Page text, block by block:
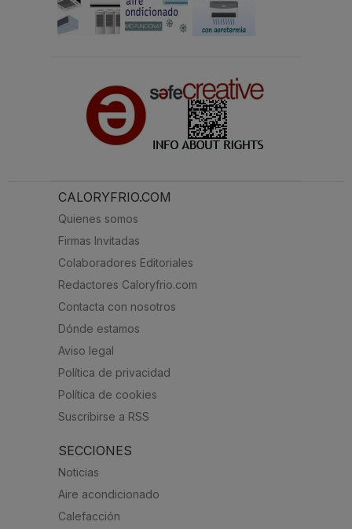
CALORYFRIO.COM
Quienes somos
Firmas Invitadas
Colaboradores Editoriales
Redactores Caloryfrio.com
Contacta con nosotros
Dónde estamos
Aviso legal
Política de privacidad
Política de cookies
Suscribirse a RSS
SECCIONES
Noticias
Aire acondicionado
Calefacción